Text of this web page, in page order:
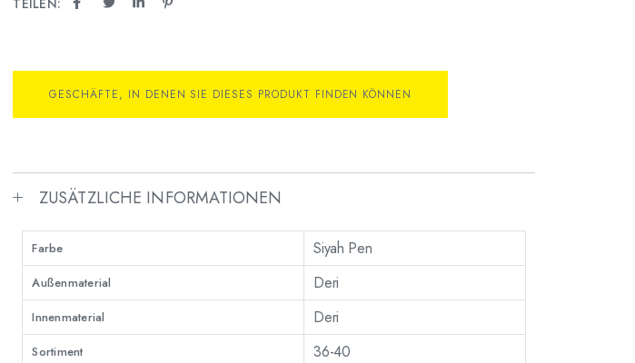
TEILEN:
GESCHÄFTE, IN DENEN SIE DIESES PRODUKT FINDEN KÖNNEN
ZUSÄTZLICHE INFORMATIONEN
Farbe Siyah Pen
Außenmaterial Deri
Innenmaterial Deri
Sortiment 36-40